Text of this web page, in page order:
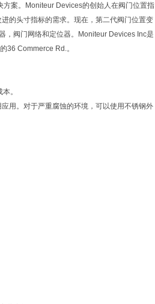
案。Moniteur Devices的创始人在阀门位置指
的头寸指标的需求。现在，第二代阀门位置变
，阀门网络和定位器。Moniteur Devices Inc是
36 Commerce Rd.。
。
用。对于严重腐蚀的环境，可以使用不锈钢外